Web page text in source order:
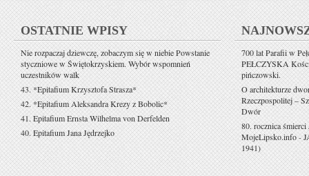
OSTATNIE WPISY
Nie rozpaczaj dziewczę, zobaczym się w niebie Powstanie
styczniowe w Świętokrzyskiem. Wybór wspomnień
uczestników walk
43. *Epitafium Krzysztofa Strasza*
42. *Epitafium Aleksandra Krezy z Bobolic*
41. Epitafium Ernsta Wilhelma von Derfelden
40. Epitafium Jana Jędrzejko
700 lat Parafii w
PEŁCZYSKA
pińczowski.
O architekturze
Rzeczpospolitej –
Dwór
80. rocznica
MojeLipsko.info-
1941)